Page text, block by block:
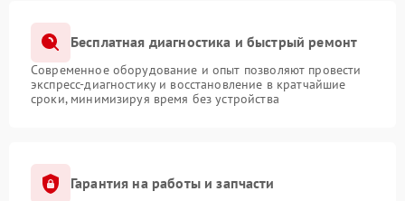
Бесплатная диагностика и быстрый ремонт
Современное оборудование и опыт позволяют провести
экспресс-диагностику и восстановление в кратчайшие
сроки, минимизируя время без устройства
Гарантия на работы и запчасти